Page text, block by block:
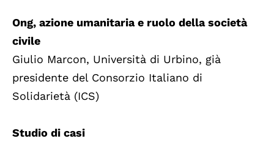
Ong, azione umanitaria e ruolo della società
civile
Giulio Marcon, Università di Urbino, già
presidente del Consorzio Italiano di
Solidarietà (ICS)
Studio di casi